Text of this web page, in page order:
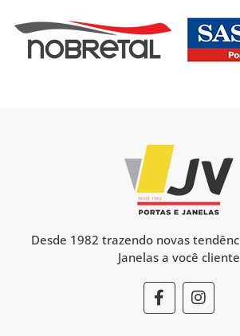
Desde 1982 trazendo novas
Janelas a você cliente
F
a
c
I
n
s